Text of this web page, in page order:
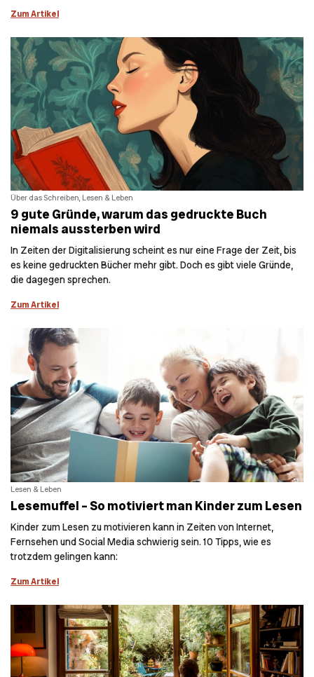
Zum Artikel
Über das Schreiben, Lesen & Leben
9 gute Gründe, warum das gedruckte Buch
niemals aussterben wird
In Zeiten der Digitalisierung scheint es nur eine Frage der Zeit, bis
es keine gedruckten Bücher mehr gibt. Doch es gibt viele Gründe,
die dagegen sprechen.
Zum Artikel
Lesen & Leben
Lesemuffel – So motiviert man Kinder zum Lesen
Kinder zum Lesen zu motivieren kann in Zeiten von Internet,
Fernsehen und Social Media schwierig sein. 10 Tipps, wie es
trotzdem gelingen kann:
Zum Artikel